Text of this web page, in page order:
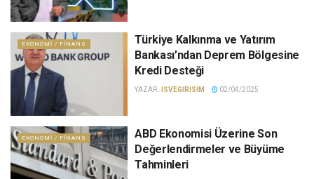
EKONOMI / FINANS
Türkiye Kalkınma ve Yatırım
Bankası’ndan Deprem Bölgesine
Kredi Desteği
YAZAR :ISVEGIRISIM 02/04/2025
EKONOMI / FINANS
ABD Ekonomisi Üzerine Son
Değerlendirmeler ve Büyüme
Tahminleri